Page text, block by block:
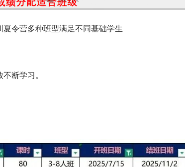
令营多种班型满足不同基础学生
断学习。